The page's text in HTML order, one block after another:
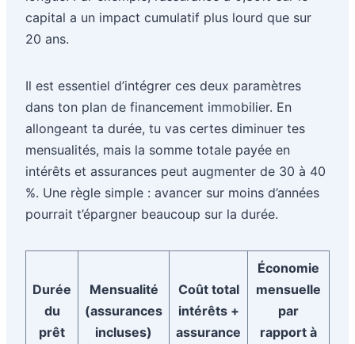
capital a un impact cumulatif plus lourd que sur
20 ans.
Il est essentiel d’intégrer ces deux paramètres
dans ton plan de financement immobilier. En
allongeant ta durée, tu vas certes diminuer tes
mensualités, mais la somme totale payée en
intérêts et assurances peut augmenter de 30 à 40
%. Une règle simple : avancer sur moins d’années
pourrait t’épargner beaucoup sur la durée.
Durée
du
prêt
Mensualité
(assurances
incluses)
Coût total
intérêts +
assurance
Économie
mensuelle
par
rapport à